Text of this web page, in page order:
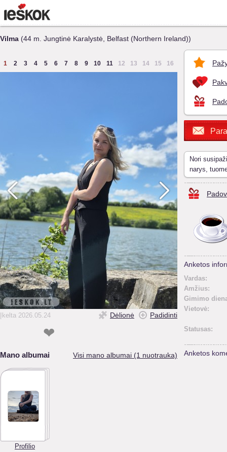
Vilma (44 m. Jungtinė Karalystė, Belfast (Northern Ireland))
1 2 3 4 5 6 7 8 9 10 11 12 13 14 15 16
Įkelta 2026.05.24 Dėlionė Padidinti
❤
Mano albumai Visi mano albumai (1 nuotrauka)
Profilio
Nori
narys,
Anketos
Vardas:
Amžius:
Gimimo
Vietovė:
Statusas:
Anketos